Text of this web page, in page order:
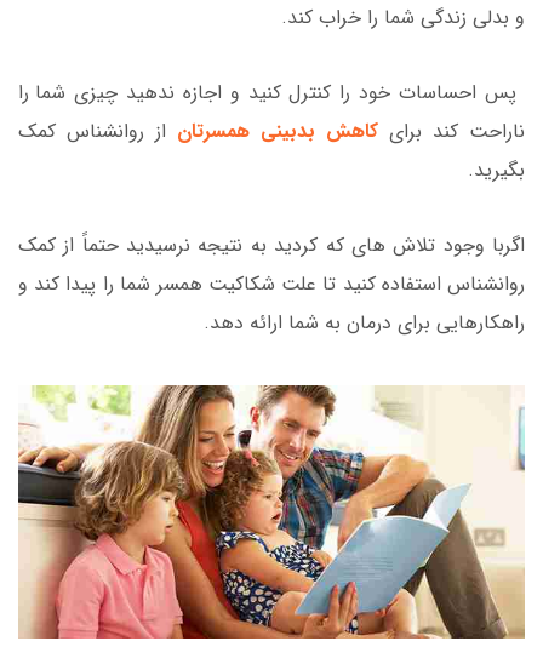
و بدلی زندگی شما را خراب کند.
پس احساسات خود را کنترل کنید و اجازه ندهید چیزی شما را
ناراحت کند برای کاهش بدبینی همسرتان از روانشناس کمک
بگیرید.
اگربا وجود تلاش های که کردید به نتیجه نرسیدید حتماً از کمک
روانشناس استفاده کنید تا علت شکاکیت همسر شما را پیدا کند و
راهکارهایی برای درمان به شما ارائه دهد.